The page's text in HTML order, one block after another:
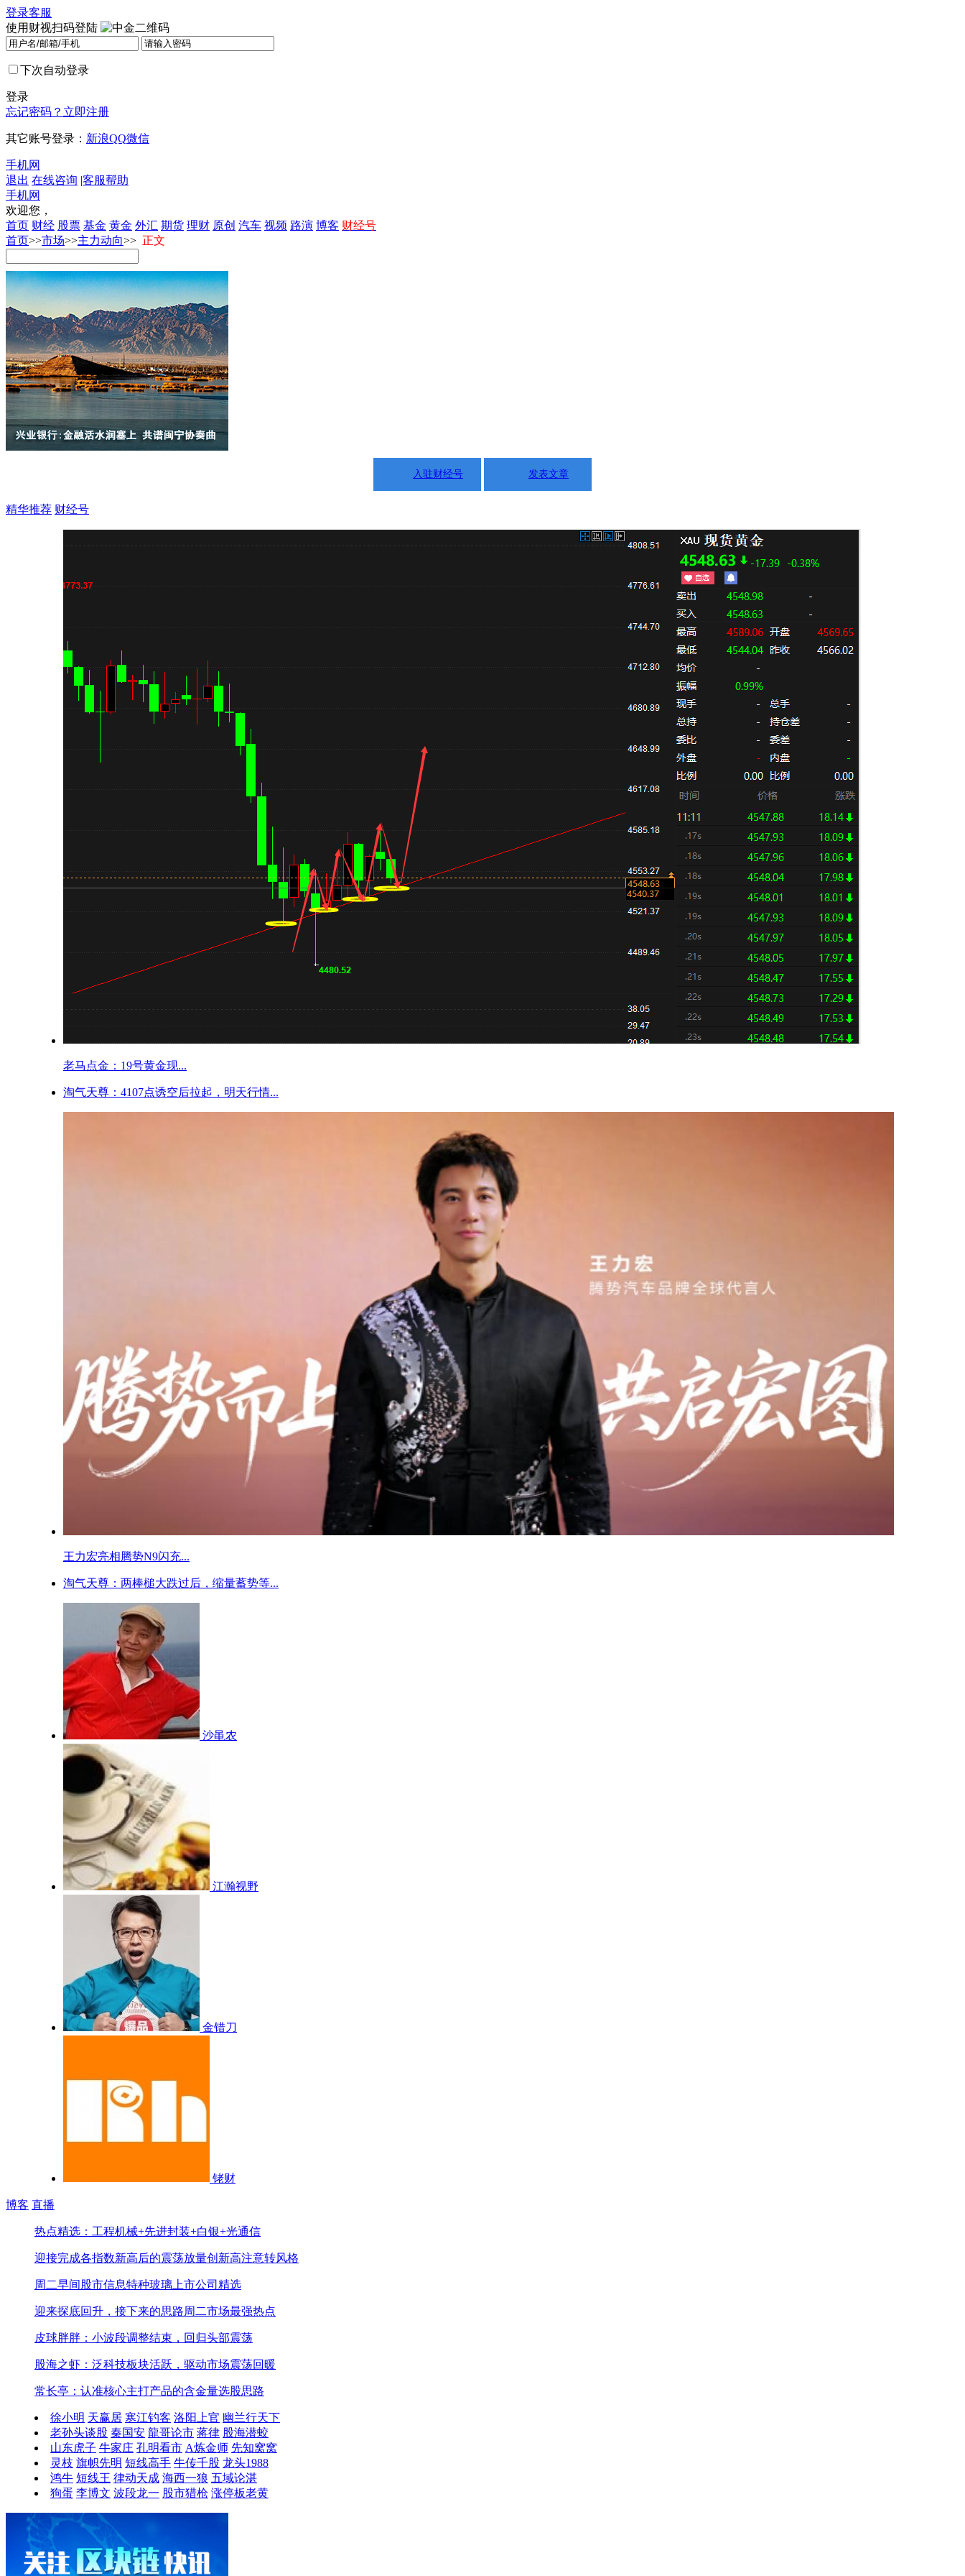
登录客服
使用财视扫码登陆
下次自动登录
登录
忘记密码？ 立即注册
其它账号登录： 新浪QQ微信
手机网
退出 在线咨询 |客服帮助
手机网
欢迎您，
首页 财经 股票 基金 黄金 外汇 期货 理财 原创 汽车 视频 路演 博客 财经号
首页>>市场>>主力动向>> 正文
入驻财经号 发表文章
精华推荐 财经号
老马点金：19号黄金现...
淘气天尊：4107点诱空后拉起，明天行情...
王力宏亮相腾势N9闪充...
淘气天尊：两棒槌大跌过后，缩量蓄势等...
沙黾农
江瀚视野
金错刀
铑财
博客 直播
热点精选：工程机械+先进封装+白银+光通信
迎接完成各指数新高后的震荡放量创新高注意转风格
周二早间股市信息特种玻璃上市公司精选
迎来探底回升，接下来的思路周二市场最强热点
皮球胖胖：小波段调整结束，回归头部震荡
股海之虾：泛科技板块活跃，驱动市场震荡回暖
常长亭：认准核心主打产品的含金量选股思路
徐小明 天赢居 寒江钓客 洛阳上官 幽兰行天下
老孙头谈股 秦国安 龍哥论市 蒋律 股海潜蛟
山东虎子 牛家庄 孔明看市 A炼金师 先知窝窝
灵枝 旗帜先明 短线高手 牛传千股 龙头1988
鸿牛 短线王 律动天成 海西一狼 五域论湛
狗蛋 李博文 波段龙一 股市猎枪 涨停板老黄